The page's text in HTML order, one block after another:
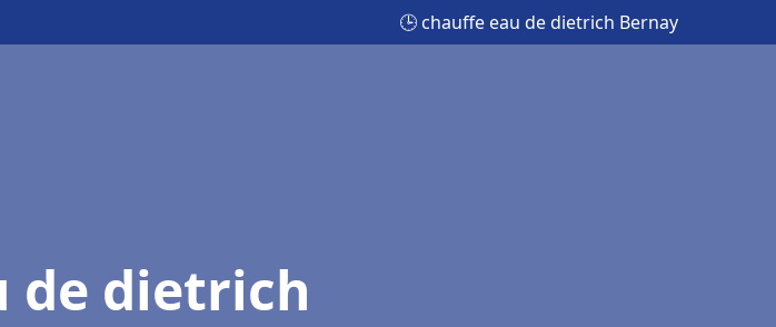
🕒 chauffe eau de dietrich Bernay
de dietrich